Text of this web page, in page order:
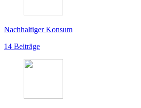
Nachhaltiger Konsum
14 Beiträge